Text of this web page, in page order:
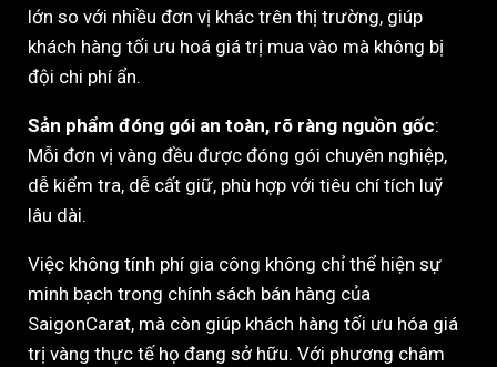
lớn so với nhiều đơn vị khác trên thị trường, giúp
khách hàng tối ưu hoá giá trị mua vào mà không bị
đội chi phí ẩn.
Sản phẩm đóng gói an toàn, rõ ràng nguồn gốc:
Mỗi đơn vị vàng đều được đóng gói chuyên nghiệp,
dễ kiểm tra, dễ cất giữ, phù hợp với tiêu chí tích luỹ
lâu dài.
Việc không tính phí gia công không chỉ thể hiện sự
minh bạch trong chính sách bán hàng của
SaigonCarat, mà còn giúp khách hàng tối ưu hóa giá
trị vàng thực tế họ đang sở hữu. Với phương châm